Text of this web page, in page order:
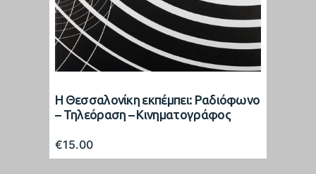
Η Θεσσαλονίκη εκπέμπει: Ραδιόφωνο
– Τηλεόραση – Κινηματογράφος
€15.00